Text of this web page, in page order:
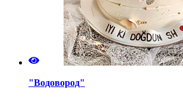
Телефон*
"Водовород"